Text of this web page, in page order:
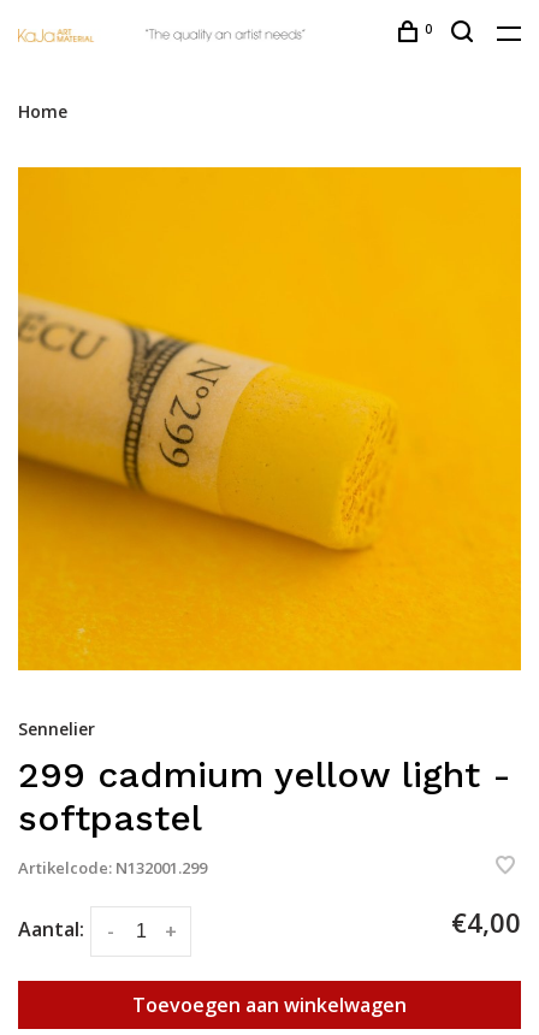
0
Home
Sennelier
299 cadmium yellow light -
softpastel
Artikelcode: N132001.299
Aantal: +
- €4,00
Toevoegen aan winkelwagen